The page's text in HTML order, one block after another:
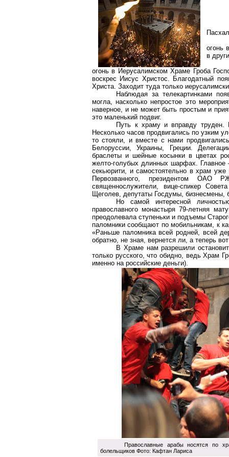
огонь
в
огонь в Иерусалимском Храме Гроба
воскрес Иисус Христос. Благодатный
Христа. Заходит туда только
Наблюдая за телекартинками
могла, насколько непростое это
наверное, и не может быть простым и
это маленький подвиг.
Путь к храму и вправду
Несколько часов продвигались по узким
то стояли, и вместе с нами
Белоруссии, Украины, Греции.
браслеты и шейные косынки в цветах
желто-голубых длинных шарфах. Главное
секьюрити, и самостоятельно в храм
Первозванного, президентом
священнослужители, вице-спикер
Щеголев, депутаты Госдумы, бизнесмены,
Но самой интересной
православного монастыря 79-летняя
преодолевала ступеньки и подъемы
паломники сообщают по мобильникам, к
«Раньше паломника всей родней, всей
обратно, не зная, вернется ли, а теперь
В Храме нам разрешили
только русского, что обидно, ведь Храм
именно на российские деньги).
Православные арабы носятся по
болельщиков Фото: Кафтан Лариса